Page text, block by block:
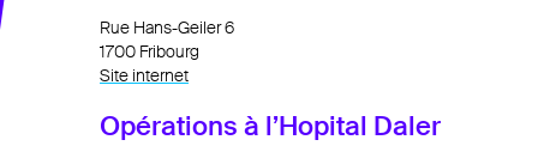
Documents
Rue Hans-Geiler 6
1700 Fribourg
Site internet
Opérations à l’Hopital Daler